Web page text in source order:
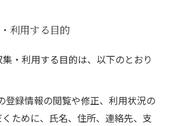
利用する目的
・利用する目的は、以下のとおり
登録情報の閲覧や修正、利用状況の
ために、氏名、住所、連絡先、支